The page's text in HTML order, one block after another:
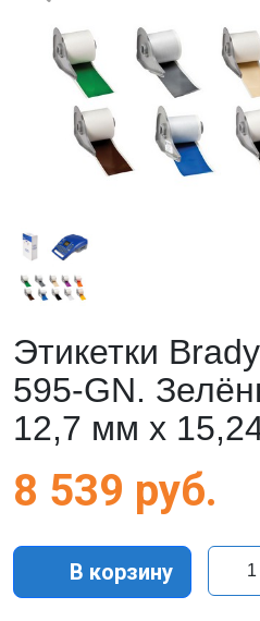
Этикетки
595-GN.
12,7 мм x
8 539 руб.
В корзину